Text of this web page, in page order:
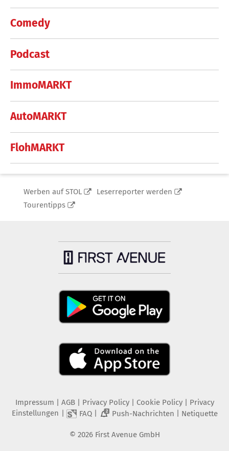
Comedy
Podcast
ImmoMARKT
AutoMARKT
FlohMARKT
Werben auf STOL
Leserreporter werden
Tourentipps
Impressum AGB Privacy Policy| Cookie Policy| Privacy
Einstellungen
FAQ| 2 Push-Nachrichten Netiquette
© 2026 First Avenue GmbH